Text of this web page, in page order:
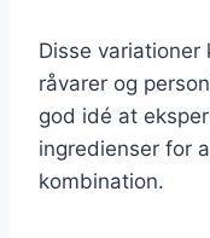
Disse
råvarer og
god idé at
ingredienser for
kombination.